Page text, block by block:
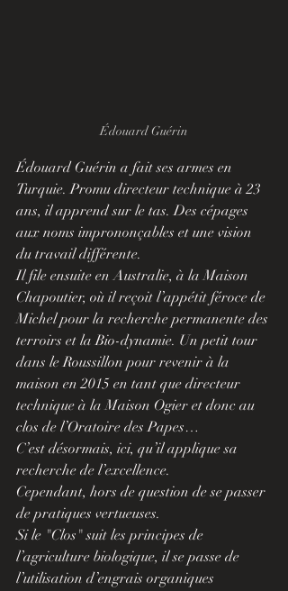
Édouard Guérin
Édouard Guérin a fait ses armes en
Turquie. Promu directeur technique à 23
ans, il apprend sur le tas. Des cépages
aux noms imprononçables et une vision
du travail différente.
Il file ensuite en Australie, à la Maison
Chapoutier, où il reçoit l’appétit féroce de
Michel pour la recherche permanente des
terroirs et la Bio-dynamie. Un petit tour
dans le Roussillon pour revenir à la
maison en 2015 en tant que directeur
technique à la Maison Ogier et donc au
clos de l’Oratoire des Papes…
C’est désormais, ici, qu’il applique sa
recherche de l’excellence.
Cependant, hors de question de se passer
de pratiques vertueuses.
Si le "Clos" suit les principes de
l’agriculture biologique, il se passe de
l’utilisation d’engrais organiques